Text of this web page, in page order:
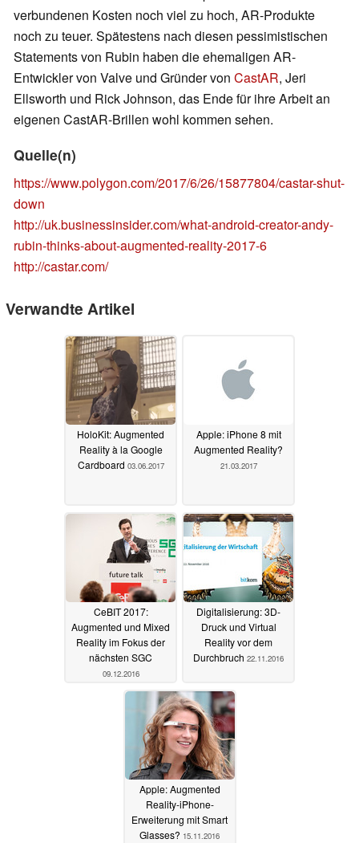
verbundenen Kosten noch viel zu hoch, AR-Produkte
noch zu teuer. Spätestens nach diesen pessimistischen
Statements von Rubin haben die ehemaligen AR-
Entwickler von Valve und Gründer von CastAR, Jeri
Ellsworth und Rick Johnson, das Ende für ihre Arbeit an
eigenen CastAR-Brillen wohl kommen sehen.
Quelle(n)
https://www.polygon.com/2017/6/26/15877804/castar-shut-
down
http://uk.businessinsider.com/what-android-creator-andy-
rubin-thinks-about-augmented-reality-2017-6
http://castar.com/
Verwandte Artikel
HoloKit: Augmented
Reality à la Google
Cardboard 03.06.2017
Apple: iPhone 8 mit
Augmented Reality?
21.03.2017
CeBIT 2017:
Augmented und Mixed
Reality im Fokus der
nächsten SGC
09.12.2016
Digitalisierung: 3D-
Druck und Virtual
Reality vor dem
Durchbruch 22.11.2016
Apple: Augmented
Reality-iPhone-
Erweiterung mit Smart
Glasses? 15.11.2016